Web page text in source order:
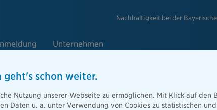
Nachhaltigkeit bei der
Unternehmen
geht's schon weiter.
Nutzung unserer Webseite zu ermöglichen. Mit Klick auf den
Daten u. a. unter Verwendung von Cookies zu statistischen